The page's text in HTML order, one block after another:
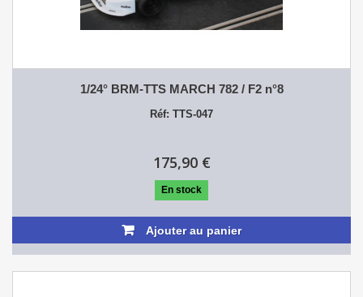
1/24° BRM-TTS MARCH 782 / F2 n°8
Réf: TTS-047
175,90 €
En stock
Ajouter au panier